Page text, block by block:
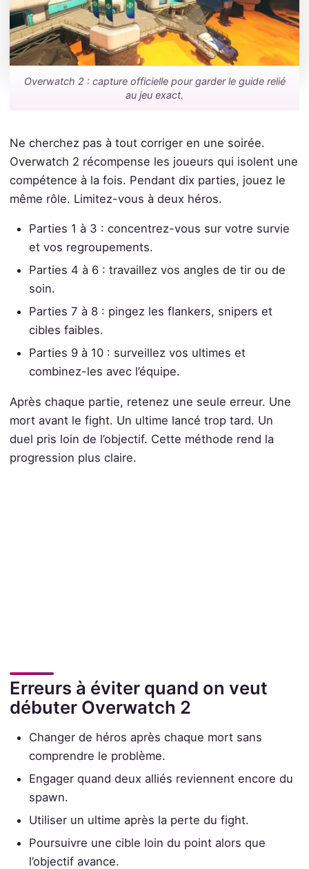
Overwatch 2 : capture officielle pour garder le guide relié
au jeu exact.
Ne cherchez pas à tout corriger en une soirée.
Overwatch 2 récompense les joueurs qui isolent une
compétence à la fois. Pendant dix parties, jouez le
même rôle. Limitez-vous à deux héros.
Parties 1 à 3 : concentrez-vous sur votre survie
et vos regroupements.
Parties 4 à 6 : travaillez vos angles de tir ou de
soin.
Parties 7 à 8 : pingez les flankers, snipers et
cibles faibles.
Parties 9 à 10 : surveillez vos ultimes et
combinez-les avec l’équipe.
Après chaque partie, retenez une seule erreur. Une
mort avant le fight. Un ultime lancé trop tard. Un
duel pris loin de l’objectif. Cette méthode rend la
progression plus claire.
Erreurs à éviter quand on veut
débuter Overwatch 2
Changer de héros après chaque mort sans
comprendre le problème.
Engager quand deux alliés reviennent encore du
spawn.
Utiliser un ultime après la perte du fight.
Poursuivre une cible loin du point alors que
l’objectif avance.